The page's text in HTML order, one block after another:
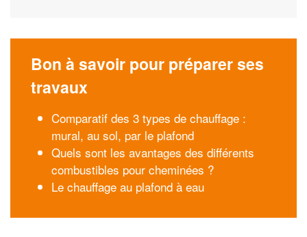
Bon à savoir pour préparer ses
travaux
Comparatif des 3 types de chauffage :
mural, au sol, par le plafond
Quels sont les avantages des différents
combustibles pour cheminées ?
Le chauffage au plafond à eau